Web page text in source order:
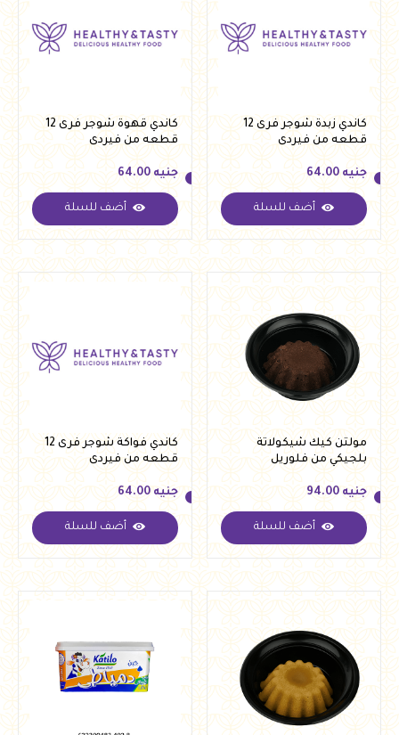
كاندي زبدة شوجر فرى 12
قطعه من فيردى
جنيه
جنيه 64.00
أضف للسلة
كاندي قهوة شوجر فرى 12
قطعه من فيردى
جنيه
جنيه 64.00
أضف للسلة
مولتن كيك شيكولاتة
بلجيكي من فلوريل
جنيه
جنيه 94.00
أضف للسلة
كاندي فواكة شوجر فرى 12
قطعه من فيردى
جنيه
جنيه 64.00
أضف للسلة